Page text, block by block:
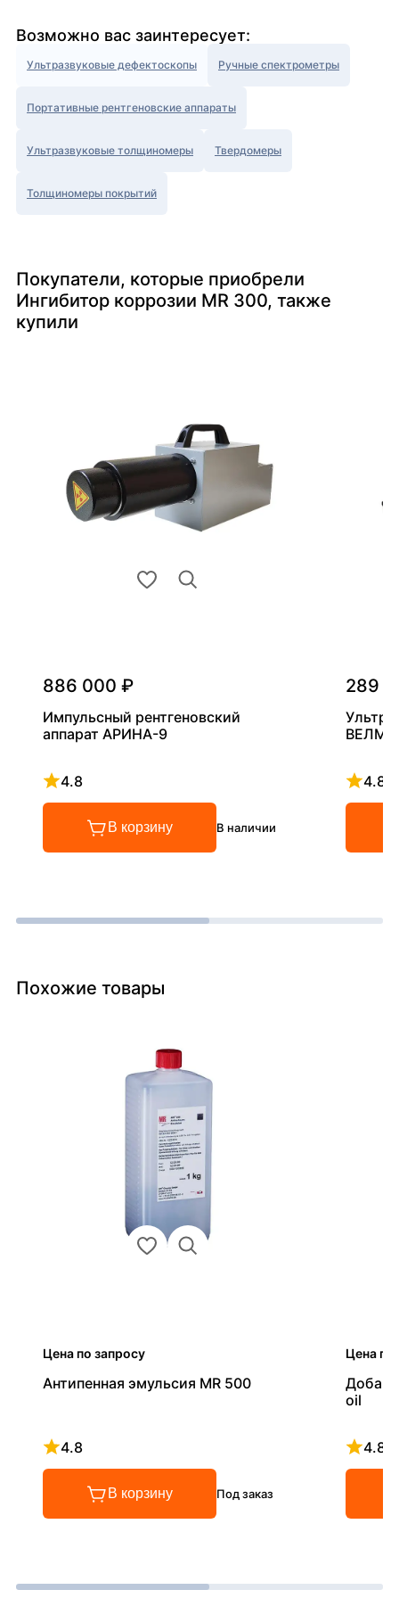
Возможно вас заинтересует:
Ультразвуковые дефектоскопы Ручные спектрометры
Портативные рентгеновские аппараты
Ультразвуковые толщиномеры Твердомеры
Толщиномеры покрытий
Покупатели, которые приобрели
Ингибитор коррозии MR 300, также
купили
886 000 ₽
Импульсный рентгеновский
аппарат АРИНА-9
4.8
Рейтинг 4.8 из 5
В корзину В наличии
289
4.8
Похожие товары
Цена по запросу
Антипенная эмульсия MR 500
4.8
Рейтинг 4.8 из 5
В корзину Под заказ
Цена по
oil
4.8